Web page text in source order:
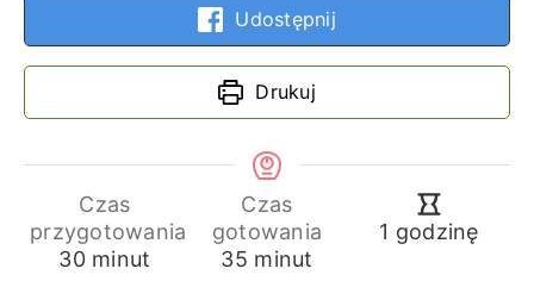
Udostępnij
Drukuj
Czas
przygotowania
30minuty
minut
Czas
gotowania
35minuty
minut
1 godzina
godzinę